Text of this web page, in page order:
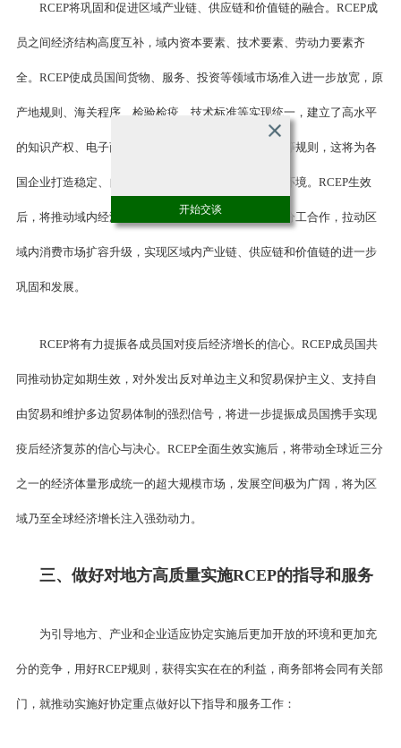
RCEP将巩固和促进区域产业链、供应链和价值链的融合。RCEP成
员之间经济结构高度互补，域内资本要素、技术要素、劳动力要素齐
全。RCEP使成员国间货物、服务、投资等领域市场准入进一步放宽，原
产地规则、海关程序、检验检疫、技术标准等实现统一，建立了高水平
的知识产权、电子商务、政府采购、竞争和贸易救济等规则，这将为各
国企业打造稳定、自由、便利和互联互通的优质营商环境。RCEP生效
后，将推动域内经济要素自由流动，强化成员间生产分工合作，拉动区
域内消费市场扩容升级，实现区域内产业链、供应链和价值链的进一步
巩固和发展。
RCEP将有力提振各成员国对疫后经济增长的信心。RCEP成员国共
同推动协定如期生效，对外发出反对单边主义和贸易保护主义、支持自
由贸易和维护多边贸易体制的强烈信号，将进一步提振成员国携手实现
疫后经济复苏的信心与决心。RCEP全面生效实施后，将带动全球近三分
之一的经济体量形成统一的超大规模市场，发展空间极为广阔，将为区
域乃至全球经济增长注入强劲动力。
三、做好对地方高质量实施RCEP的指导和服务
为引导地方、产业和企业适应协定实施后更加开放的环境和更加充
分的竞争，用好RCEP规则，获得实实在在的利益，商务部将会同有关部
门，就推动实施好协定重点做好以下指导和服务工作：
开始交谈